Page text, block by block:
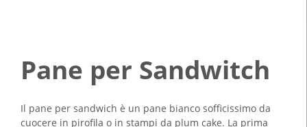
Pane per Sandwitch
Il pane per sandwich è un pane bianco sofficissimo da
cuocere in pirofila o in stampi da plum cake. La prima